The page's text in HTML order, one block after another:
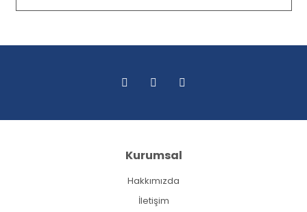
Kurumsal
Hakkımızda
İletişim